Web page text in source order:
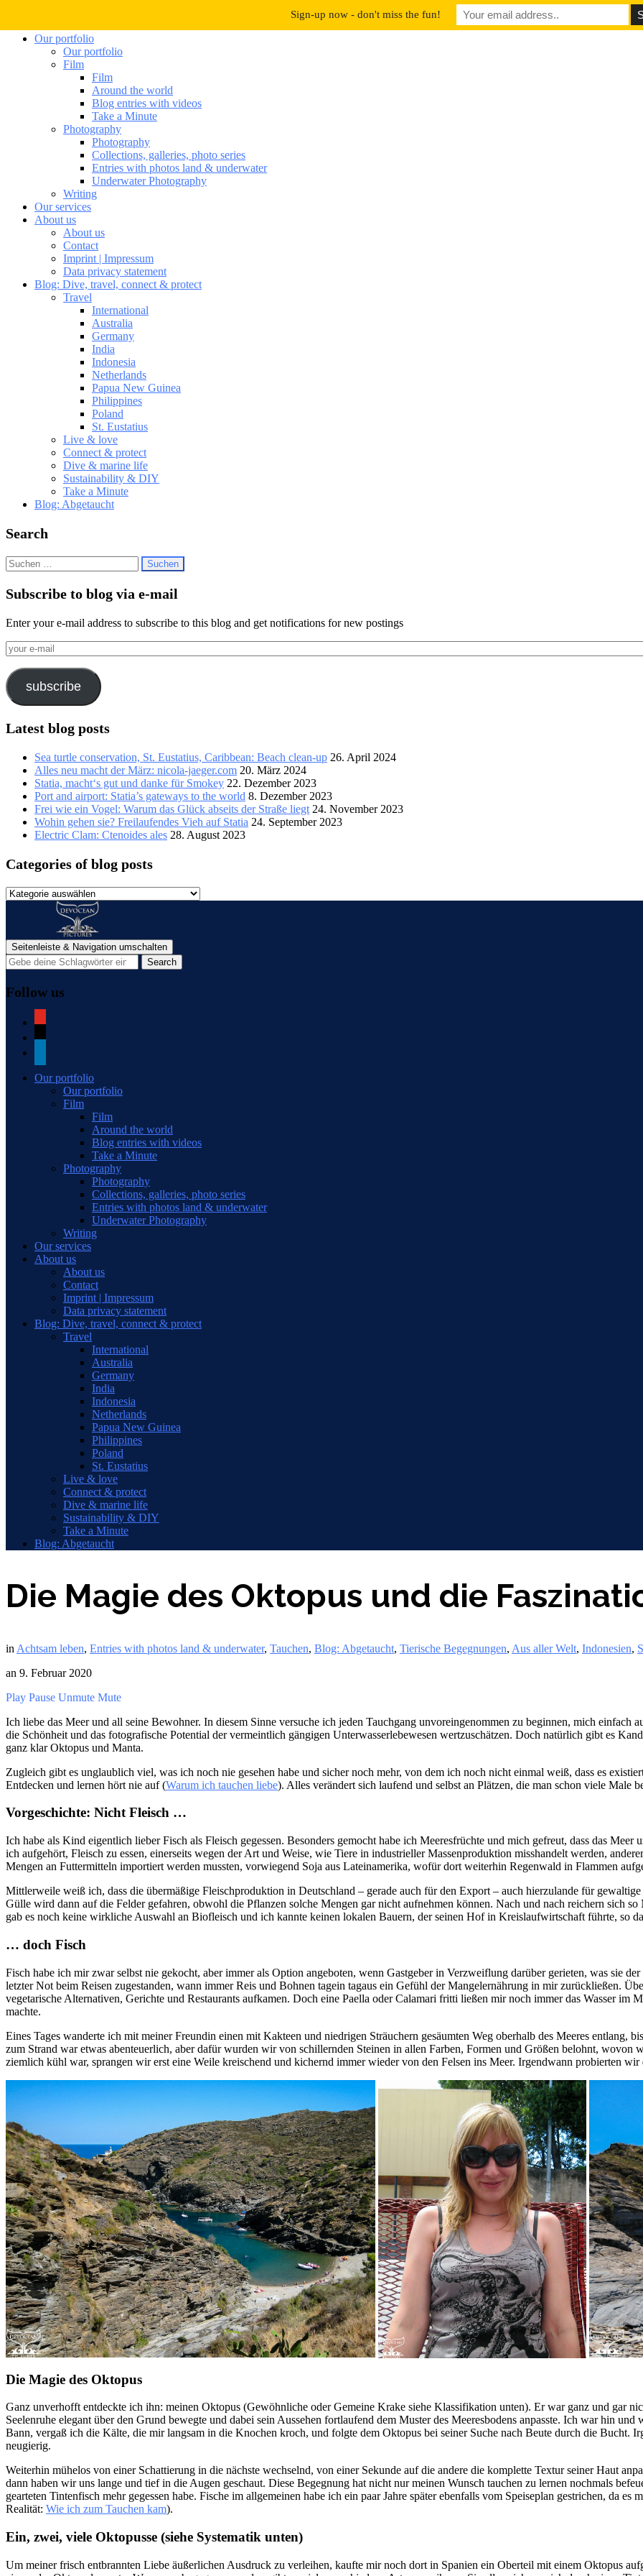
Our portfolio
Our portfolio
Film
Film
Around the world
Blog entries with videos
Take a Minute
Photography
Photography
Collections, galleries, photo series
Entries with photos land & underwater
Underwater Photography
Writing
Our services
About us
About us
Contact
Imprint | Impressum
Data privacy statement
Blog: Dive, travel, connect & protect
Travel
International
Australia
Germany
India
Indonesia
Netherlands
Papua New Guinea
Philippines
Poland
St. Eustatius
Live & love
Connect & protect
Dive & marine life
Sustainability & DIY
Take a Minute
Blog: Abgetaucht
Search
Suchen
nach:
Subscribe to blog via e-mail
Enter your e-mail address to subscribe to this blog and get notifications for new postings
your
e-
mail
subscribe
Latest blog posts
Sea turtle conservation, St. Eustatius, Caribbean: Beach clean-up 26. April 2024
Alles neu macht der März: nicola-jaeger.com 20. März 2024
Statia, macht‘s gut und danke für Smokey 22. Dezember 2023
Port and airport: Statia’s gateways to the world 8. Dezember 2023
Frei wie ein Vogel: Warum das Glück abseits der Straße liegt 24. November 2023
Wohin gehen sie? Freilaufendes Vieh auf Statia 24. September 2023
Electric Clam: Ctenoides ales 28. August 2023
Categories of blog posts
Categories
Seitenleiste & Navigation umschalten
Follow us
Our portfolio
Our portfolio
Film
Film
Around the world
Blog entries with videos
Take a Minute
Photography
Photography
Collections, galleries, photo series
Entries with photos land & underwater
Underwater Photography
Writing
Our services
About us
About us
Contact
Imprint | Impressum
Data privacy statement
Blog: Dive, travel, connect & protect
Travel
International
Australia
Germany
India
Indonesia
Netherlands
Papua New Guinea
Philippines
Poland
St. Eustatius
Live & love
Connect & protect
Dive & marine life
Sustainability & DIY
Take a Minute
Blog: Abgetaucht
Die Magie des Oktopus und die
in Achtsam leben, Entries with photos land & underwater, Tauchen, Blog: Abgetaucht, Tierische Begegnungen, Aus aller Welt, Indonesien,
an 9. Februar 2020
Play Pause Unmute Mute
Ich liebe das Meer und all seine Bewohner. In diesem Sinne versuche ich jeden Tauchgang unvoreingenommen zu beginnen, mich einfach
die Schönheit und das fotografische Potential der vermeintlich gängigen Unterwasserlebewesen wertzuschätzen. Doch natürlich gibt es
ganz klar Oktopus und Manta.
Zugleich gibt es unglaublich viel, was ich noch nie gesehen habe und sicher noch mehr, von dem ich noch nicht einmal weiß, dass es
Entdecken und lernen hört nie auf (Warum ich tauchen liebe). Alles verändert sich laufend und selbst an Plätzen, die man schon viele Male
Vorgeschichte: Nicht Fleisch …
Ich habe als Kind eigentlich lieber Fisch als Fleisch gegessen. Besonders gemocht habe ich Meeresfrüchte und mich gefreut, dass das Meer
ich aufgehört, Fleisch zu essen, einerseits wegen der Art und Weise, wie Tiere in industrieller Massenproduktion misshandelt werden,
Mengen an Futtermitteln importiert werden mussten, vorwiegend Soja aus Lateinamerika, wofür dort weiterhin Regenwald in Flammen
Mittlerweile weiß ich, dass die übermäßige Fleischproduktion in Deutschland – gerade auch für den Export – auch hierzulande für
Gülle wird dann auf die Felder gefahren, obwohl die Pflanzen solche Mengen gar nicht aufnehmen können. Nach und nach reichern sich
gab es noch keine wirkliche Auswahl an Biofleisch und ich kannte keinen lokalen Bauern, der seinen Hof in Kreislaufwirtschaft führte, so
… doch Fisch
Fisch habe ich mir zwar selbst nie gekocht, aber immer als Option angeboten, wenn Gastgeber in Verzweiflung darüber gerieten, was sie
letzter Not beim Reisen zugestanden, wann immer Reis und Bohnen tagein tagaus ein Gefühl der Mangelernährung in mir zurückließen.
vegetarische Alternativen, Gerichte und Restaurants aufkamen. Doch eine Paella oder Calamari fritti ließen mir noch immer das Wasser im
machte.
Eines Tages wanderte ich mit meiner Freundin einen mit Kakteen und niedrigen Sträuchern gesäumten Weg oberhalb des Meeres entlang,
zum Strand war etwas abenteuerlich, aber dafür wurden wir von schillernden Steinen in allen Farben, Formen und Größen belohnt, wovon
ziemlich kühl war, sprangen wir erst eine Weile kreischend und kichernd immer wieder von den Felsen ins Meer. Irgendwann probierten wir
Die Magie des Oktopus
Ganz unverhofft entdeckte ich ihn: meinen Oktopus (Gewöhnliche oder Gemeine Krake siehe Klassifikation unten). Er war ganz und gar
Seelenruhe elegant über den Grund bewegte und dabei sein Aussehen fortlaufend dem Muster des Meeresbodens anpasste. Ich war hin
Bann, vergaß ich die Kälte, die mir langsam in die Knochen kroch, und folgte dem Oktopus bei seiner Suche nach Beute durch die Bucht.
neugierig.
Weiterhin mühelos von einer Schattierung in die nächste wechselnd, von einer Sekunde auf die andere die komplette Textur seiner Haut
dann haben wir uns lange und tief in die Augen geschaut. Diese Begegnung hat nicht nur meinen Wunsch tauchen zu lernen nochmals
gearteten Tintenfisch mehr gegessen habe. Fische im allgemeinen habe ich ein paar Jahre später ebenfalls vom Speiseplan gestrichen, da
Realität: Wie ich zum Tauchen kam).
Ein, zwei, viele Oktopusse (siehe Systematik unten)
Um meiner frisch entbrannten Liebe äußerlichen Ausdruck zu verleihen, kaufte mir noch dort in Spanien ein Oberteil mit einem Oktopus
Sign-up now - don't miss the fun!